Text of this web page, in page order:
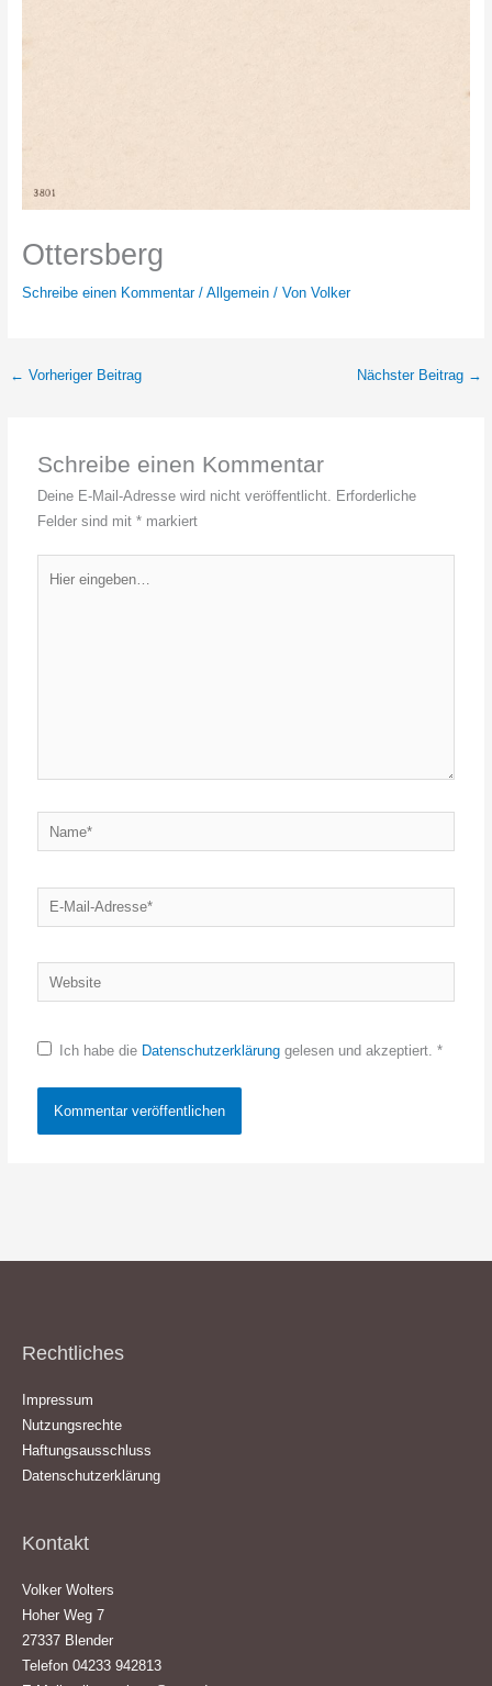
Ottersberg
Schreibe einen Kommentar / Allgemein/ Von Volker
← Vorheriger Beitrag Nächster Beitrag →
Schreibe einen Kommentar
Deine E-Mail-Adresse wird nicht veröffentlicht.
Erforderliche
Felder sind mit* markiert
eingeben…
Name*
E-
Mail-
Website
Ich habe die Datenschutzerklärunggelesen und akzeptiert. *
Rechtliches
Impressum
Nutzungsrechte
Haftungsausschluss
Datenschutzerklärung
Kontakt
Volker Wolters
Hoher Weg 7
27337 Blender
Telefon 04233 942813